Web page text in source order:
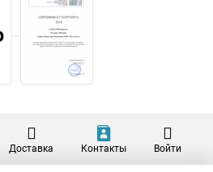
Доставка Контакты Войти